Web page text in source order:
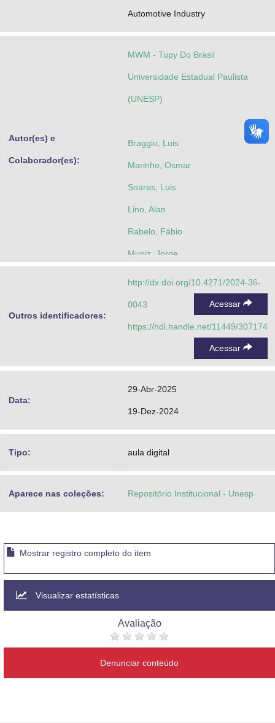
Automotive Industry
Autor(es) e
Colaborador(es):
MWM - Tupy Do Brasil
Universidade Estadual Paulista
(UNESP)
Braggio, Luis
Marinho, Osmar
Soares, Luis
Lino, Alan
Rabelo, Fábio
Muniz, Jorge
Outros identificadores:
http://dx.doi.org/10.4271/2024-36-
0043 Acessar
https://hdl.handle.net/11449/307174
Acessar
Data:
29-Abr-2025
19-Dez-2024
Tipo: aula digital
Aparece nas coleções: Repositório Institucional - Unesp
Mostrar registro completo do item
Visualizar estatísticas
Avaliação
Denunciar conteúdo